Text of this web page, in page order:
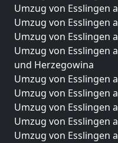
Umzug von Esslingen
Umzug von Esslingen
Umzug von Esslingen
Umzug von Esslingen
und Herzegowina
Umzug von Esslingen
Umzug von Esslingen
Umzug von Esslingen
Umzug von Esslingen
Umzug von Esslingen